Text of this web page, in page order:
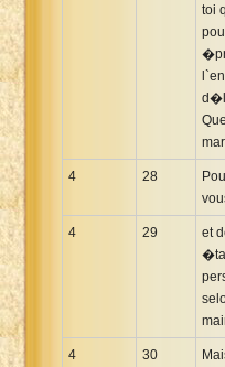
toi
4 28
4 29
et
4 30